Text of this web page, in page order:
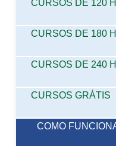
CURSOS DE 120
CURSOS DE 180
CURSOS DE 240
CURSOS GRÁTIS
COMO